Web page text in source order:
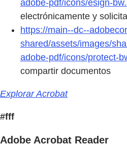
adobe-pdf/icons/esign-
electrónicamente y
https://main--dc--
shared/assets/images/
adobe-pdf/icons/protect-
compartir documentos
Explorar Acrobat
#fff
Adobe Acrobat Reader